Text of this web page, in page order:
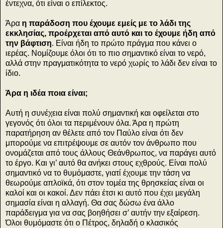
έντεχνα, ότι είναι ο επίλεκτος.
Άρα η παράδοση που έχουμε εμείς με το λάδι της
εκκλησίας, προέρχεται από αυτό και το έχουμε ήδη από
την βάφτιση. Είναι ήδη το πρώτο πράγμα που κάνει ο
ιερέας. Νομίζουμε όλοι ότι το πιο σημαντικό είναι το νερό,
αλλά στην πραγματικότητα το νερό χωρίς το λάδι δεν είναι το
ίδιο.
Άρα η ιδέα ποια είναι;
Αυτή η συνέχεια είναι πολύ σημαντική και οφείλεται στο
γεγονός ότι όλοι τα περιμένουν όλα. Άρα η πρώτη
παρατήρηση αν θέλετε από τον Παύλο είναι ότι δεν
μπορούμε να επιτρέψουμε σε αυτόν τον άνθρωπο που
ονομάζεται από τους άλλους Θεάνθρωπος, να παράγει αυτό
το έργο. Και γι’ αυτό θα ανήκει στους εχθρούς. Είναι πολύ
σημαντικό να το θυμόμαστε, γιατί έχουμε την τάση να
θεωρούμε απλοϊκά, ότι στον τομέα της θρησκείας είναι οι
καλοί και οι κακοί. Δεν πάει έτσι κι αυτό που έχει μεγάλη
σημασία είναι η αλλαγή. Θα σας δώσω ένα άλλο
παράδειγμα για να σας βοηθήσει σ’ αυτήν την εξαίρεση.
Όλοι θυμόμαστε ότι ο Πέτρος, δηλαδή ο κλασικός